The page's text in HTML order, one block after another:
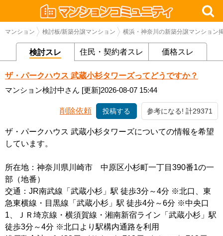
マンション 検討板/新築分譲マンション 横浜・神奈川の新築分譲マンション
検討スレ 住民・契約者スレ 価格スレ
ザ・パークハウス 武蔵小杉タワーズってどうですか？
マンション検討中さん [更新]2026-08-07 15:44
削除依頼 投稿する 参考になる! 計29371
ザ・パークハウス 武蔵小杉タワーズについての情報を希望
しています。
所在地：神奈川県川崎市 中原区小杉町一丁目390番1の一
部（地番）
交通：JR南武線「武蔵小杉」駅 徒歩3分～4分 ※北口、東
急東横線・目黒線「武蔵小杉」駅 徒歩4分～6分 ※中央口
1、ＪＲ埼京線・横須賀線・湘南新宿ライン「武蔵小杉」駅
徒歩3分～4分 ※北口より駅構内通路を利用